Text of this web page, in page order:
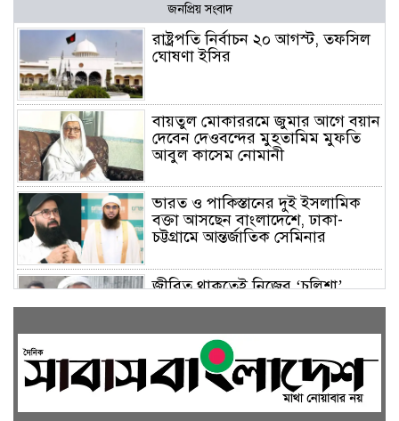
জনপ্রিয় সংবাদ
রাষ্ট্রপতি নির্বাচন ২০ আগস্ট, তফসিল
ঘোষণা ইসির
বায়তুল মোকাররমে জুমার আগে বয়ান
দেবেন দেওবন্দের মুহতামিম মুফতি
আবুল কাসেম নোমানী
ভারত ও পাকিস্তানের দুই ইসলামিক
বক্তা আসছেন বাংলাদেশে, ঢাকা-
চট্টগ্রামে আন্তর্জাতিক সেমিনার
জীবিত থাকতেই নিজের ‘চল্লিশা’
করলেন বৃদ্ধ, খেলেন ২ হাজার মানুষ
বালিয়াকান্দিতে উপজেলা প্রশাসনের
আয়োজনে জুলাই গণঅভ্যুত্থান দিবস